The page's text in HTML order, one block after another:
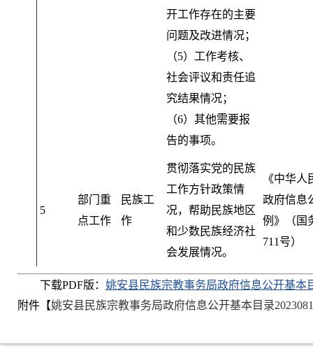
开工作存在的主要
问题及改进情况；
（5）工作考核、
社会评议和责任追
究结果情况；
（6）其他需要报
告的事项。
5
部门重
点工作
民族工
作
贯彻落实党的民族
工作方针政策情
况，帮助民族地区
和少数民族经济社
会发展情况。
《中华
政府信息
例》（国
711号）
下载PDF版： 姚安县民族宗教事务局政府信息公开基本
附件【姚安县民族宗教事务局政府信息公开基本目录